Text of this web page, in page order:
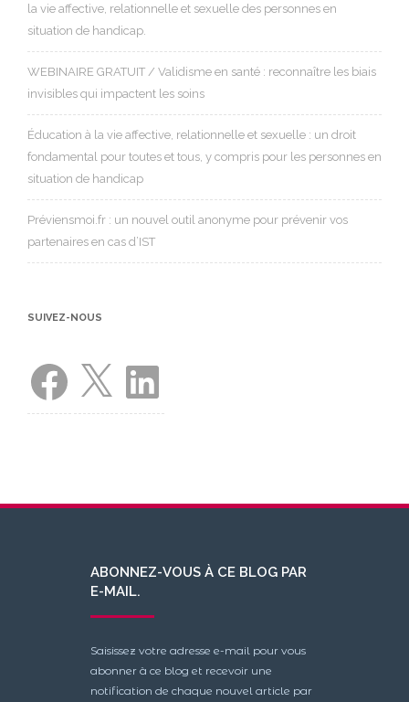
la vie affective, relationnelle et sexuelle des personnes en
situation de handicap.
WEBINAIRE GRATUIT / Validisme en santé : reconnaître les biais
invisibles qui impactent les soins
Éducation à la vie affective, relationnelle et sexuelle : un droit
fondamental pour toutes et tous, y compris pour les personnes en
situation de handicap
Préviensmoi.fr : un nouvel outil anonyme pour prévenir vos
partenaires en cas d’IST
SUIVEZ-NOUS
Facebook LinkedIn
ABONNEZ-VOUS À CE BLOG PAR
E-MAIL.
Saisissez votre adresse e-mail pour vous
abonner à ce blog et recevoir une
notification de chaque nouvel article par